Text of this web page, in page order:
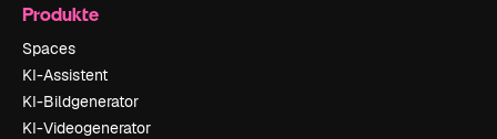
Produkte
Spaces
KI-Assistent
KI-Bildgenerator
KI-Videogenerator